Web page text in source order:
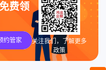
费领
约管家
关注我们，了解更多
政策